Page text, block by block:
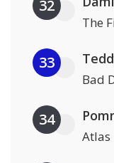
32
The
33
Bad
34
Atlas